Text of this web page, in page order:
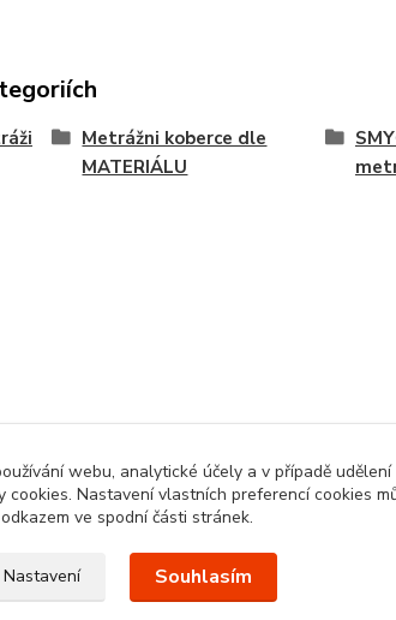
Metrážni koberce dle
MATERIÁLU
webu, analytické účely a v případě
cookies. Nastavení vlastních preferencí cookies
odkazem ve spodní části stránek.
Nastavení Souhlasím